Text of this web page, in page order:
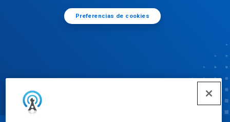
Preferencias de cookies